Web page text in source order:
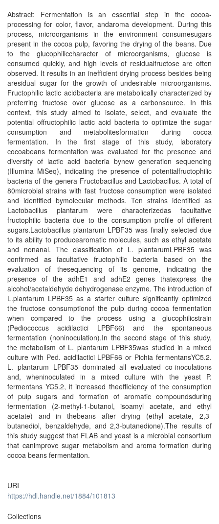
Abstract: Fermentation is an essential step in the cocoa-
processing for color, flavor, andaroma development. During this
process, microorganisms in the environment consumesugars
present in the cocoa pulp, favoring the drying of the beans. Due
to the glucophiliccharacter of microorganisms, glucose is
consumed quickly, and high levels of residualfructose are often
observed. It results in an inefficient drying process besides being
aresidual sugar for the growth of undesirable microorganisms.
Fructophilic lactic acidbacteria are metabolically characterized by
preferring fructose over glucose as a carbonsource. In this
context, this study aimed to isolate, select, and evaluate the
potential offructophilic lactic acid bacteria to optimize the sugar
consumption and metabolitesformation during cocoa
fermentation. In the first stage of this study, laboratory
cocoabeans fermentation was evaluated for the presence and
diversity of lactic acid bacteria bynew generation sequencing
(Illumina MiSeq), indicating the presence of potentialfructophilic
bacteria of the genera Fructobacillus and Lactobacillus. A total of
80microbial strains with fast fructose consumption were isolated
and identified bymolecular methods. Ten strains identified as
Lactobacillus plantarum were characterizedas facultative
fructophilic bacteria due to the consumption profile of different
sugars.Lactobacillus plantarum LPBF35 was finally selected due
to its ability to producearomatic molecules, such as ethyl acetate
and nonanal. The classification of L. plantarumLPBF35 was
confirmed as facultative fructophilic bacteria based on the
evaluation of thesequencing of its genome, indicating the
presence of the adhE1 and adhE2 genes thatexpress the
alcohol/acetaldehyde dehydrogenase enzyme. The introduction of
L.plantarum LPBF35 as a starter culture significantly optimized
the fructose consumptionof the pulp during cocoa fermentation
when compared to the process using a glucophilicstrain
(Pediococcus acidilactici LPBF66) and the spontaneous
fermentation (noninoculation).In the second stage of this study,
the metabolism of L. plantarum LPBF35was studied in a mixed
culture with Ped. acidilactici LPBF66 or Pichia fermentansYC5.2.
L. plantarum LPBF35 dominated all evaluated co-inoculations
and, wheninoculated in a mixed culture with the yeast P.
fermentans YC5.2, it increased theefficiency of the consumption
of pulp sugars and formation of aromatic compoundsduring
fermentation (2-methyl-1-butanol, isoamyl acetate, and ethyl
acetate) and in thebeans after drying (ethyl acetate, 2,3-
butanediol, benzaldehyde, and 2,3-butanedione).The results of
this study suggest that FLAB and yeast is a microbial consortium
that canimprove sugar metabolism and aroma formation during
cocoa beans fermentation.
URI
https://hdl.handle.net/1884/101813
Collections